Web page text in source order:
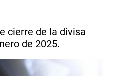
cierre de la divisa
de 2025.